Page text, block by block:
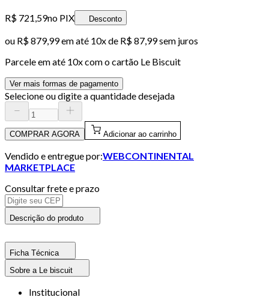
R$ 721,59no PIX Desconto
ou R$ 879,99em até 10x de R$ 87,99 sem juros
Parcele em até 10x com o cartão Le Biscuit
Ver mais formas de pagamento
Selecione ou digite a quantidade desejada
COMPRAR AGORA Adicionar ao carrinho
Vendido e entregue por:WEBCONTINENTAL
MARKETPLACE
Consultar frete e prazo
Descrição do produto
Ficha Técnica
Sobre a Le biscuit
Institucional